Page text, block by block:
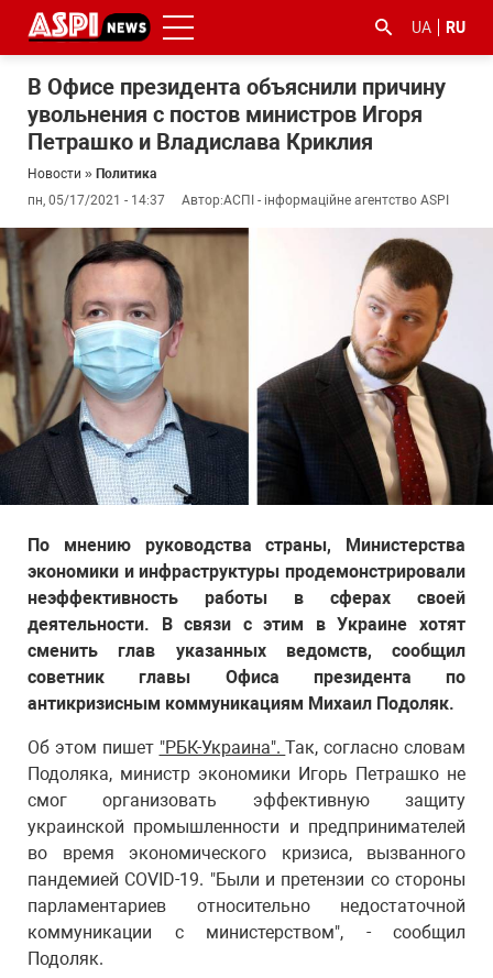
UA RU
В Офисе президента объяснили причину
увольнения с постов министров Игоря
Петрашко и Владислава Криклия
Новости » Политика
пн, 05/17/2021 - 14:37
Автор:АСПІ - інформаційне агентство ASPI
По мнению руководства страны, Министерства
экономики и инфраструктуры продемонстрировали
неэффективность работы в сферах своей
деятельности. В связи с этим в Украине хотят
сменить глав указанных ведомств, сообщил
советник главы Офиса президента по
антикризисным коммуникациям Михаил Подоляк.
Об этом пишет "РБК-Украина".Так, согласно словам
Подоляка, министр экономики Игорь Петрашко не
смог организовать эффективную защиту
украинской промышленности и предпринимателей
во время экономического кризиса, вызванного
пандемией COVID-19. "Были и претензии со стороны
парламентариев относительно недостаточной
коммуникации с министерством", - сообщил
Подоляк.
#ООС
#боротьба
з
корупцією
#коронавірус